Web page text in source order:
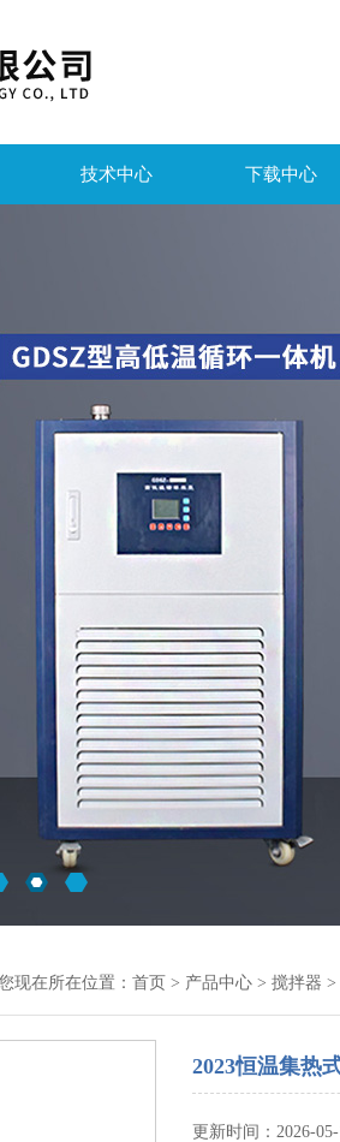
技术中心 下载中心
现在所在位置： 首页 > 产品中心 > 搅拌器 >
2023恒温集热
更新时间：2026-